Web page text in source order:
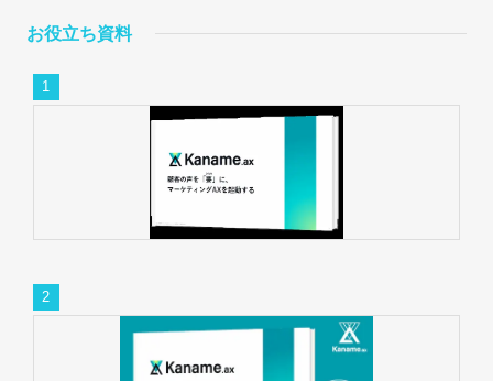
お役立ち資料